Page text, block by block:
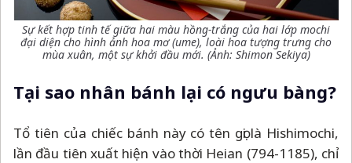
Sự kết hợp tinh tế giữa hai màu hồng-trắng của hai lớp mochi
đại diện cho hình ảnh hoa mơ (ume), loài hoa tượng trưng cho
mùa xuân, một sự khởi đầu mới. (Ảnh: Shimon Sekiya)
Tại sao nhân bánh lại có ngưu bàng?
Tổ tiên của chiếc bánh này có tên gọi là Hishimochi,
lần đầu tiên xuất hiện vào thời Heian (794-1185), chỉ